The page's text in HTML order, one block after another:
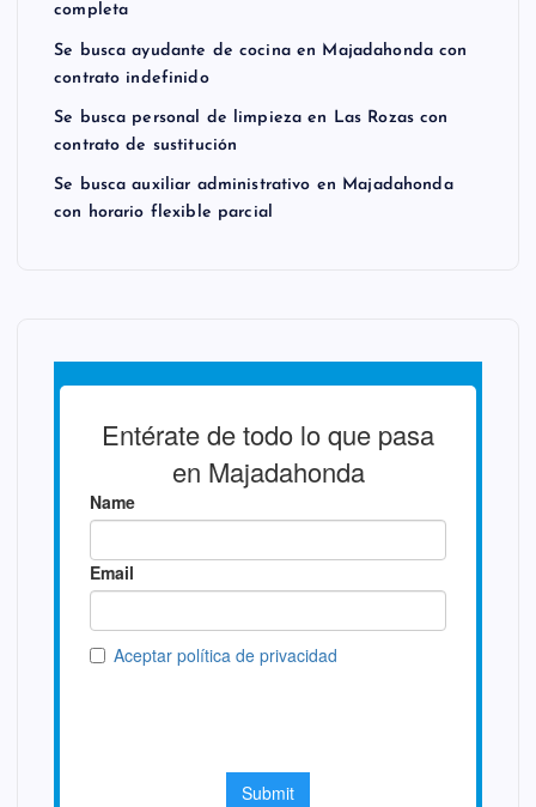
completa
Se busca ayudante de cocina en Majadahonda con
contrato indefinido
Se busca personal de limpieza en Las Rozas con
contrato de sustitución
Se busca auxiliar administrativo en Majadahonda
con horario flexible parcial